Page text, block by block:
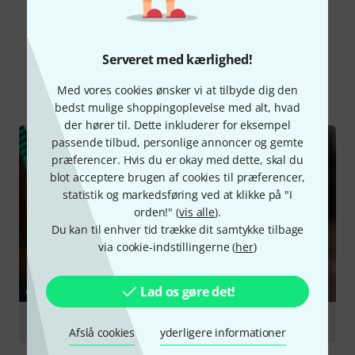
Serveret med kærlighed!
Med vores cookies ønsker vi at tilbyde dig den
bedst mulige shoppingoplevelse med alt, hvad
der hører til. Dette inkluderer for eksempel
passende tilbud, personlige annoncer og gemte
præferencer. Hvis du er okay med dette, skal du
blot acceptere brugen af cookies til præferencer,
statistik og markedsføring ved at klikke på "I
orden!" (vis alle).
Du kan til enhver tid trække dit samtykke tilbage
via cookie-indstillingerne (her)
Lad os gøre det!
Afslå cookies yderligere informationer
Vidste du?
Alle Guide
GUIDE